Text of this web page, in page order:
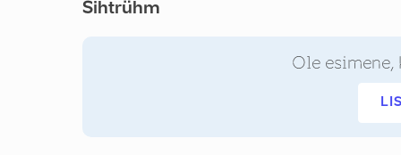
Sihtrühm
Ole esimene,